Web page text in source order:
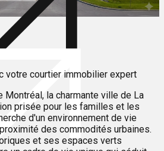
votre courtier immobilier expert
Montréal, la charmante ville de La
prisée pour les familles et les
d'un environnement de vie
des commodités urbaines.
et ses espaces verts